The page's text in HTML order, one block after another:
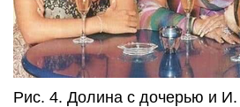
Рис. 4. Долина с дочерью и